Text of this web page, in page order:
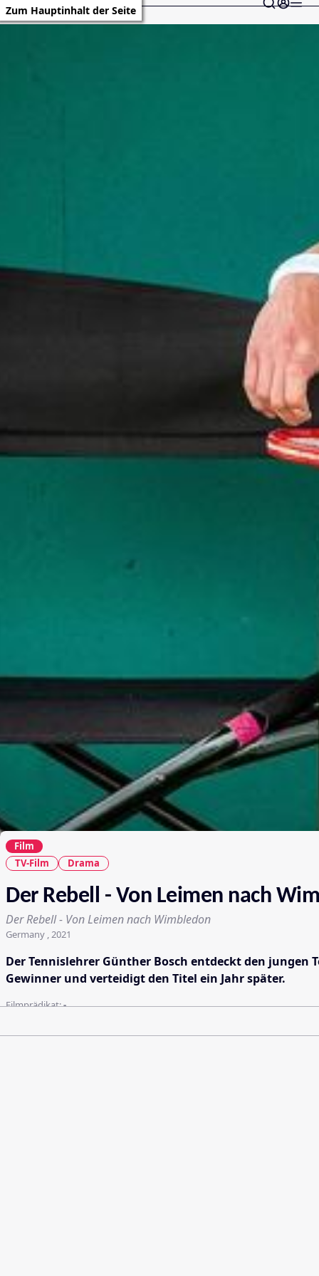
Zum Hauptinhalt der Seite
Film
TV-Film
Drama
Der Rebell - Von Leimen nach
Der Rebell - Von Leimen nach Wimbledon
Germany , 2021
Der Tennislehrer Günther Bosch entdeckt den jungen
Gewinner und verteidigt den Titel ein Jahr später.
Filmprädikat:-